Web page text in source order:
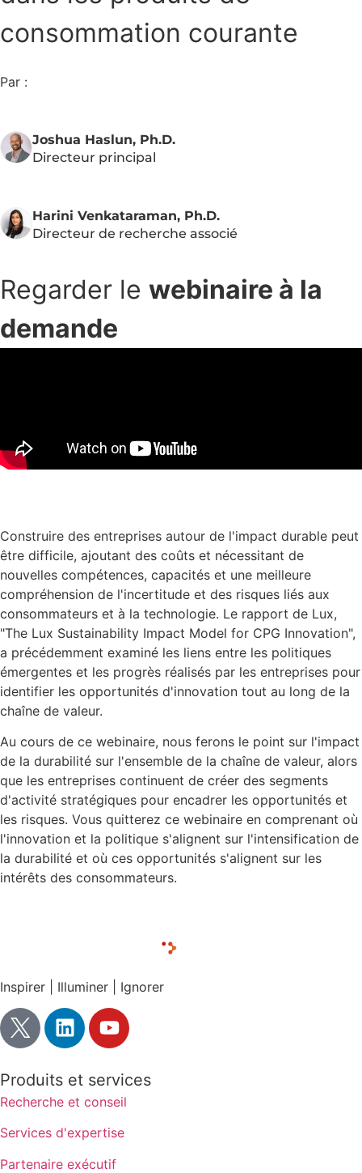
consommation courante
Par :
Joshua Haslun, Ph.D.
Directeur principal
Harini Venkataraman, Ph.D.
Directeur de recherche associé
Regarder le webinaire à la
demande
Construire des entreprises autour de l'impact durable peut
être difficile, ajoutant des coûts et nécessitant de
nouvelles compétences, capacités et une meilleure
compréhension de l'incertitude et des risques liés aux
consommateurs et à la technologie. Le rapport de Lux,
"The Lux Sustainability Impact Model for CPG Innovation",
a précédemment examiné les liens entre les politiques
émergentes et les progrès réalisés par les entreprises pour
identifier les opportunités d'innovation tout au long de la
chaîne de valeur.
Au cours de ce webinaire, nous ferons le point sur l'impact
de la durabilité sur l'ensemble de la chaîne de valeur, alors
que les entreprises continuent de créer des segments
d'activité stratégiques pour encadrer les opportunités et
les risques. Vous quitterez ce webinaire en comprenant où
l'innovation et la politique s'alignent sur l'intensification de
la durabilité et où ces opportunités s'alignent sur les
intérêts des consommateurs.
Inspirer | Illuminer | Ignorer
Produits et services
Recherche et conseil
Services d'expertise
Partenaire exécutif